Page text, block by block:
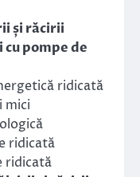
și răcirii
pompe de
ridicată
mici
ridicată
ridicată